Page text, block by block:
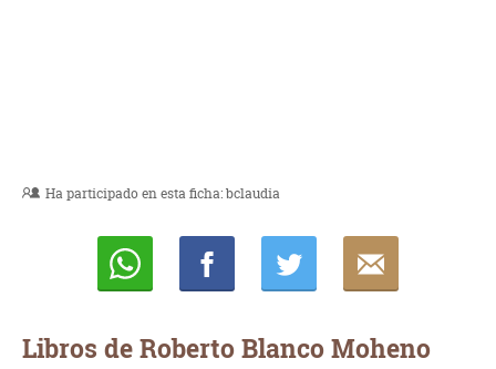
Ha participado en esta ficha:bclaudia
Libros de Roberto Blanco Moheno